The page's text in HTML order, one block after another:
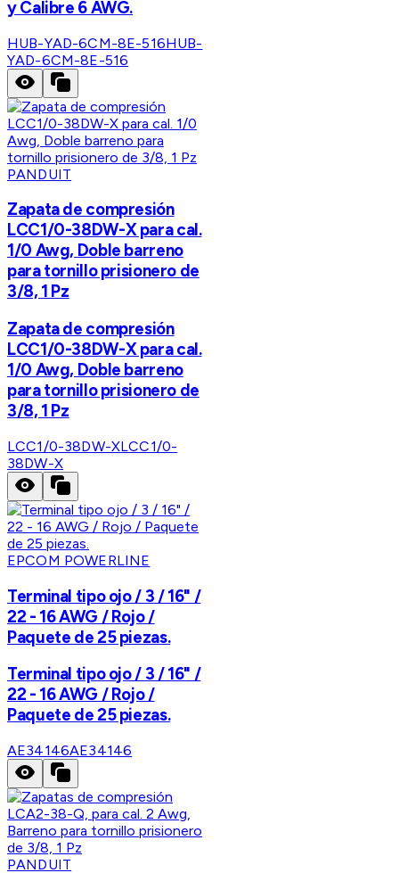
y Calibre 6 AWG.
HUB-YAD-6CM-8E-516HUB-
YAD-6CM-8E-516
PANDUIT
Zapata de compresión
LCC1/0-38DW-X para cal.
1/0 Awg, Doble barreno
para tornillo prisionero de
3/8, 1 Pz
Zapata de compresión
LCC1/0-38DW-X para cal.
1/0 Awg, Doble barreno
para tornillo prisionero de
3/8, 1 Pz
LCC1/0-38DW-XLCC1/0-
38DW-X
EPCOM POWERLINE
Terminal tipo ojo / 3 / 16" /
22 - 16 AWG / Rojo /
Paquete de 25 piezas.
Terminal tipo ojo / 3 / 16" /
22 - 16 AWG / Rojo /
Paquete de 25 piezas.
AE34146AE34146
PANDUIT